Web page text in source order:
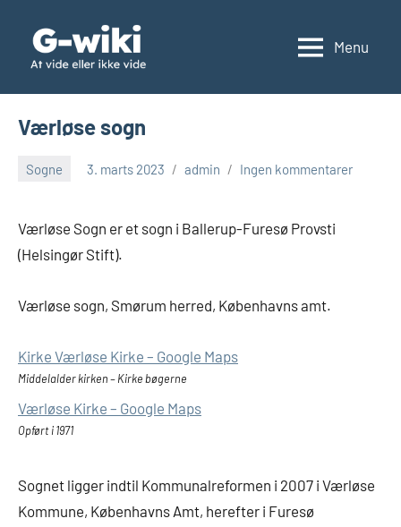
indhold
wiki
Menu
Værløse sogn
Sogne 3. marts 2023 admin Ingen kommentarer
Værløse Sogn er et sogn i Ballerup-Furesø Provsti
(Helsingør Stift).
Værløse sogn, Smørum herred, Københavns amt.
Kirke Værløse Kirke – Google Maps
Middelalder kirken – Kirke bøgerne
Værløse Kirke – Google Maps
Opført i 1971
Sognet ligger indtil Kommunalreformen i 2007 i Værløse
Kommune, Københavns Amt, herefter i Furesø